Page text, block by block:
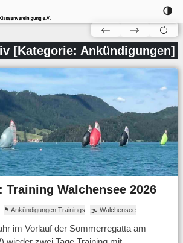
🌗
[Kategorie: Ankündigungen]
Training Walchensee 2026
⚑ Ankündigungen Trainings 🌫 Walchensee
im Vorlauf der Sommerregatta am